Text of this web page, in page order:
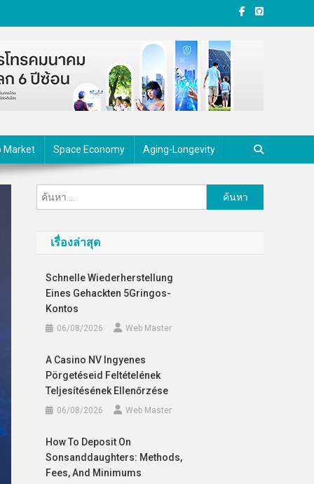
Market Space Economy Aging-Longevity
ค้นหา
สำหรับ:
เรื่องล่าสุด
Schnelle Wiederherstellung
Eines Gehackten 5Gringos-
Kontos
06/08/2026 Web Master
A Casino NV Ingyenes
Pörgetéseid Feltételének
Teljesítésének Ellenőrzése
06/08/2026 Web Master
How To Deposit On
Sonsanddaughters: Methods,
Fees, And Minimums